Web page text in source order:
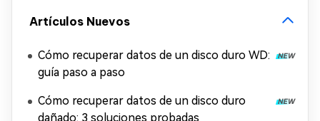
Artículos Nuevos
Cómo recuperar datos de un disco duro WD:
guía paso a paso
Cómo recuperar datos de un disco duro
dañado: 3 soluciones probadas